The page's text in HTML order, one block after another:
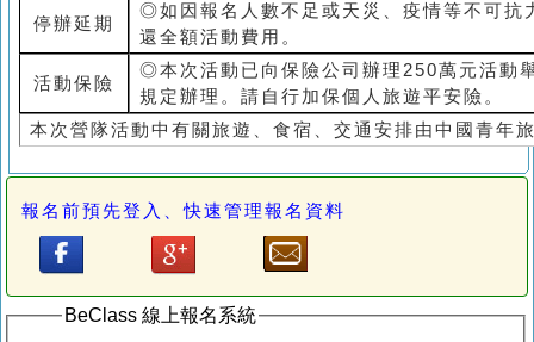
停辦延期
◎如因報名人數不足或天災、疫情等不可抗
還全額活動費用。
活動保險
◎本次活動已向保險公司辦理250萬元活動
規定辦理。請自行加保個人旅遊平安險。
本次營隊活動中有關旅遊、食宿、交通安排由中國青年
報名前預先登入、快速管理報名資料
BeClass 線上報名系統